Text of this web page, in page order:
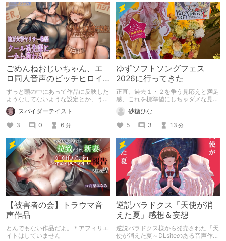
ごめんねおじいちゃん、エ
ロ同人音声のビッチヒロイ
ンに名前使って～過去作品
コンセプトを思い出そう～
ずっと頭の中にあって作品に反映した
ようなしてないような設定とか、うち
のヒロイン達の名づけの法則とかを頭
の中の映●研の金●さんに「そこにあ
っちゃいけねえんだよ」といわれたの
でとりあえず垂れ流します。
スパイダーテイスト
3
0 6 分
ゆずソフトソングフェス
2026に行ってきた
正直、過去１・２を争う見応えと満足
感、これを標準値にしちゃダメな見本
砂糖ひな
5
3 13 分
【被害者の会】トラウマ音
声作品
とんでもない作品だよ。＊アフィリエ
イトはしていません
逆説パラドクス「天使が消
えた夏」感想＆妄想
逆説パラドクス様から発売された「天
使が消えた夏～DLsiteのある音声作品